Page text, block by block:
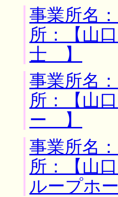
事業所名
所：【山
士 】
事業所名
所：【山
ー 】
事業所名
所：【山
ループホ